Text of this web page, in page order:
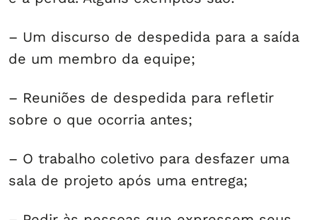
– Um discurso de despedida para a saída
de um membro da equipe;
– Reuniões de despedida para refletir
sobre o que ocorria antes;
– O trabalho coletivo para desfazer uma
sala de projeto após uma entrega;